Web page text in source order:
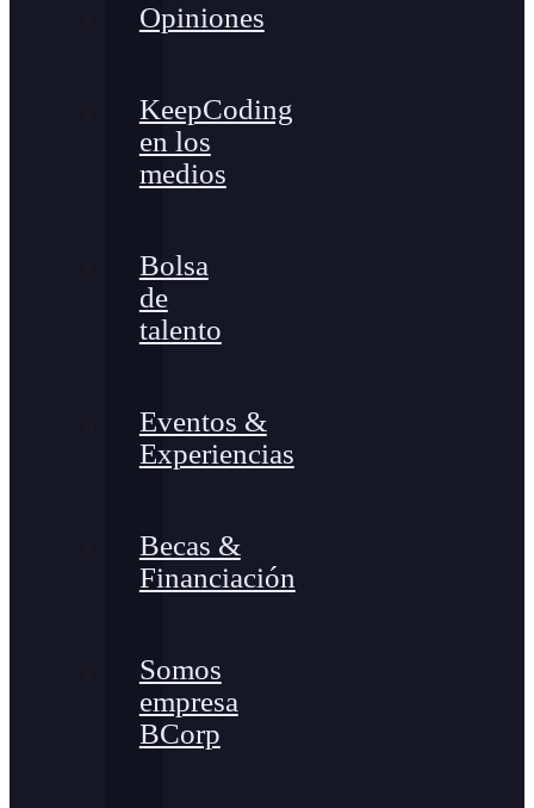
Opiniones
KeepCoding
en los
medios
Bolsa
de
talento
Eventos &
Experiencias
Becas &
Financiación
Somos
empresa
BCorp